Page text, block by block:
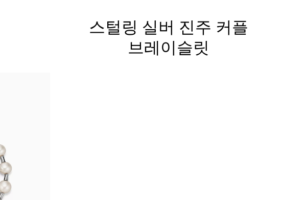
티파니 다이아몬드 가이드 를 확인해보세요
스털링 실버 진주 커플
브레이슬릿